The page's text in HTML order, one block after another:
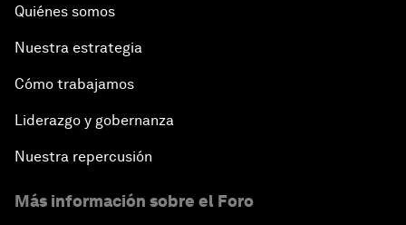
Quiénes somos
Nuestra estrategia
Cómo trabajamos
Liderazgo y gobernanza
Nuestra repercusión
Más información sobre el Foro